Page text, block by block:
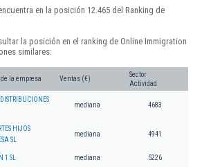
en la posición 12.465 del Ranking de
la posición en el ranking de Online Immigration
similares:
de la empresa Ventas (€)
Sector
Actividad
mediana 4683
HIJOS
SL
mediana 4941
1 SL mediana 5226